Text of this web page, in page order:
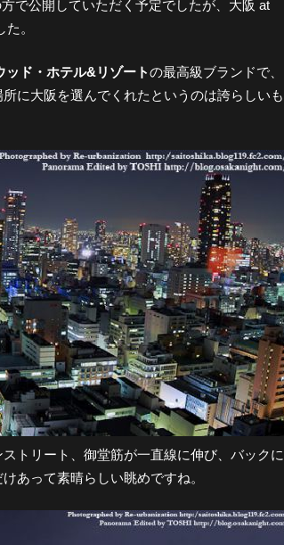
で公開していただく予定でしたが、大阪 at
。
ッド・ホテル&リゾートの最高級ブランドで、
に大阪を選んでくれたというのは誇らしいも
トリート、御堂筋が一直線に伸び、バックに
あって素晴らしい眺めですね。